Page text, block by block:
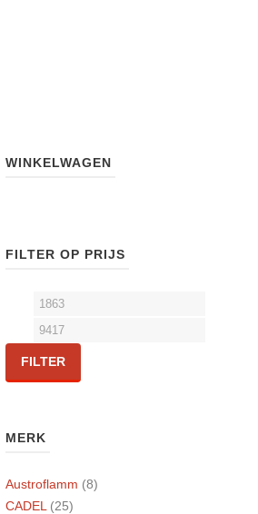
WINKELWAGEN
FILTER OP PRIJS
FILTER
MERK
Austroflamm (8)
CADEL (25)